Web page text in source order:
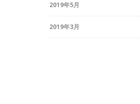
2019年5月
2019年3月